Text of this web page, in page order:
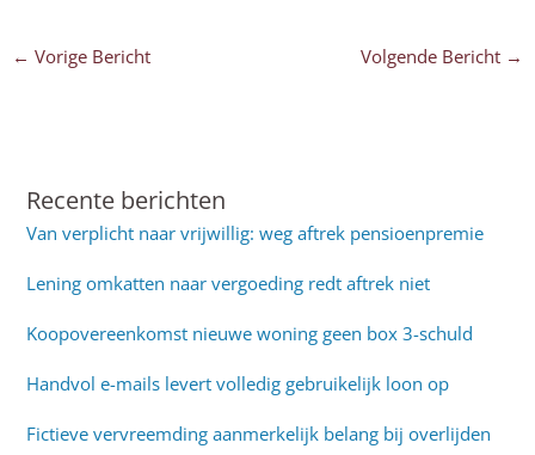
← Vorige Bericht Volgende Bericht →
Recente berichten
Van verplicht naar vrijwillig: weg aftrek pensioenpremie
Lening omkatten naar vergoeding redt aftrek niet
Koopovereenkomst nieuwe woning geen box 3-schuld
Handvol e-mails levert volledig gebruikelijk loon op
Fictieve vervreemding aanmerkelijk belang bij overlijden